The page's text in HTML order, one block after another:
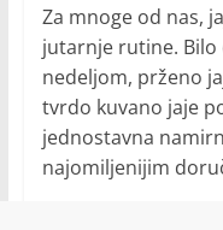
Za mnoge od nas,
jutarnje rutine. Bilo
nedeljom, prženo
tvrdo kuvano jaje
jednostavna
najomiljenijim